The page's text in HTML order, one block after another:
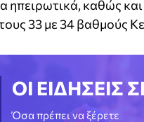
ηπειρωτικά, καθώς
33 με 34 βαθμούς
ΟΙ ΕΙΔΗΣΕΙΣ
Όσα πρέπει να ξέρετε